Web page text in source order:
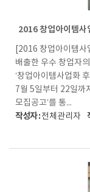
2016 창업아이템사
[2016 창업아이템사
배출한 우수 창업자
‘창업아이템사업화
7월 5일부터 22일까
모집공고’를 통...
작성자 :전체관리자